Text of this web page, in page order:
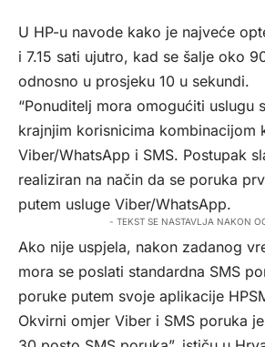
U HP-u navode kako je najveće
i 7.15 sati ujutro, kad se šalje oko
odnosno u prosjeku 10 u sekundi.
“Ponuditelj mora omogućiti uslugu
krajnjim korisnicima kombinacijom
Viber/WhatsApp i SMS. Postupak
realiziran na način da se poruka
putem usluge Viber/WhatsApp.
- TEKST SE NASTAVLJA NAKON
Ako nije uspjela, nakon zadanog
mora se poslati standardna SMS
poruke putem svoje aplikacije
Okvirni omjer Viber i SMS poruka